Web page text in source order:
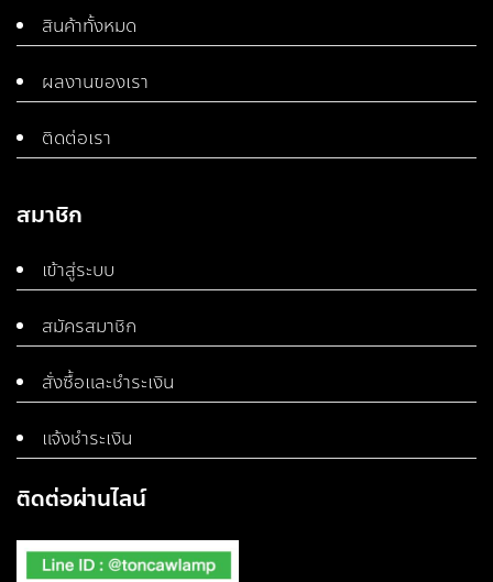
สินค้าทั้งหมด
ผลงานของเรา
ติดต่อเรา
สมาชิก
เข้าสู่ระบบ
สมัครสมาชิก
สั่งซื้อและชำระเงิน
แจ้งชำระเงิน
ติดต่อผ่านไลน์